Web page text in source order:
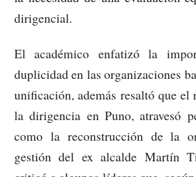
dirigencial.
El académico enfatizó la
duplicidad en las organizaciones
unificación, además resaltó que
la dirigencia en Puno, atravesó
como la reconstrucción de la
gestión del ex alcalde Martín